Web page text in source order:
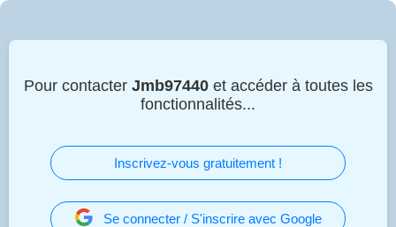
Pour contacter Jmb97440et accéder à toutes les
fonctionnalités...
Inscrivez-vous gratuitement !
Se connecter / S'inscrire avec Google